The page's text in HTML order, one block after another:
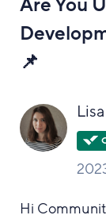
Are You
📌
Lisa
Hi